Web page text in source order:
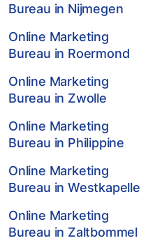
Bureau in Nijmegen
Online Marketing
Bureau in Roermond
Online Marketing
Bureau in Zwolle
Online Marketing
Bureau in Philippine
Online Marketing
Bureau in Westkapelle
Online Marketing
Bureau in Zaltbommel